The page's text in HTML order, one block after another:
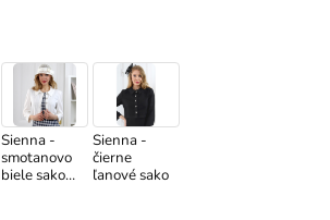
Sienna -
smotanovo
biele sako
Sienna -
čierne
ľanové sako